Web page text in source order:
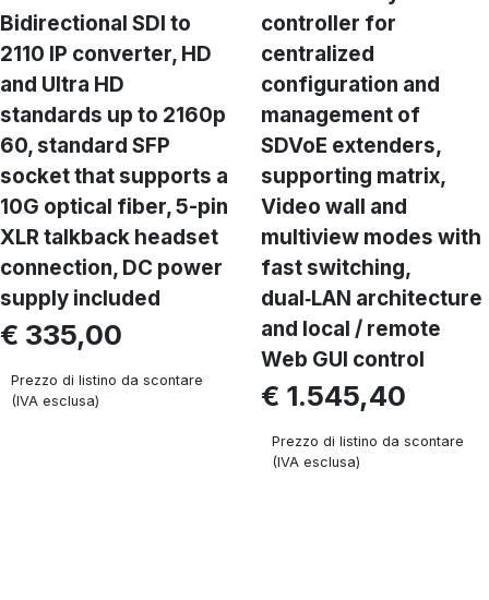
Bidirectional SDI to
2110 IP converter, HD
and Ultra HD
standards up to 2160p
60, standard SFP
socket that supports a
10G optical fiber, 5-pin
XLR talkback headset
connection, DC power
supply included
€ 335,00
Prezzo di listino da scontare
(IVA esclusa)
controller for
centralized
configuration and
management of
SDVoE extenders,
supporting matrix,
Video wall and
multiview modes with
fast switching,
dual‑LAN architecture
and local / remote
Web GUI control
€ 1.545,40
Prezzo di listino da scontare
(IVA esclusa)